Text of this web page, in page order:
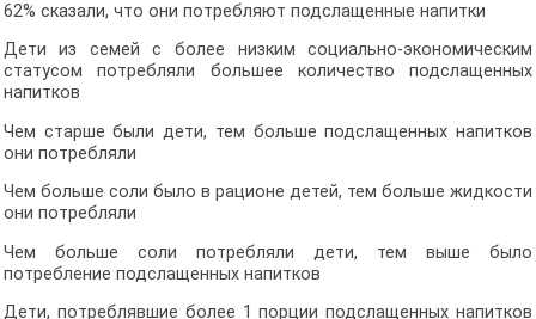
62% сказали, что они потребляют подслащенные напитки
Дети из семей с более низким социально-экономическим
статусом потребляли большее количество подслащенных
напитков
Чем старше были дети, тем больше подслащенных напитков
они потребляли
Чем больше соли было в рационе детей, тем больше жидкости
они потребляли
Чем больше соли потребляли дети, тем выше было
потребление подслащенных напитков
Дети, потреблявшие более 1 порции подслащенных напитков